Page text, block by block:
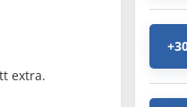
extra.